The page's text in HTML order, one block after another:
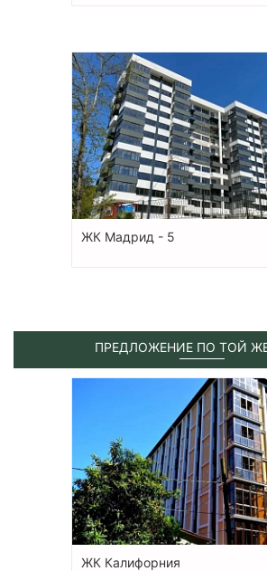
ЖК Мадрид - 5
ПРЕДЛОЖЕНИЕ ПО ТОЙ
ЖК Калифорния